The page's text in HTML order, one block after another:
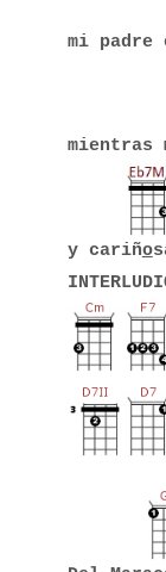
mi padre
mientras
y cariño